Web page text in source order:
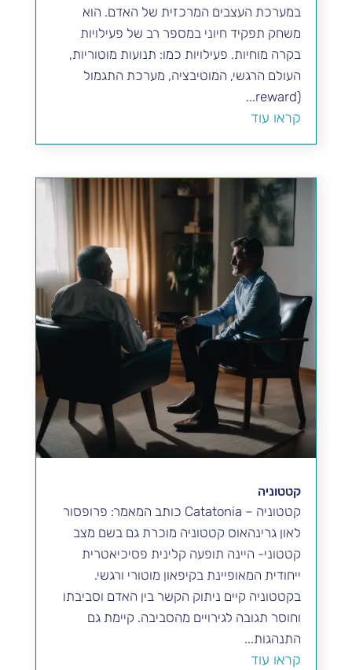
במערכת העצבים המרכזית של האדם. הוא
משחק תפקיד חיוני במספר רב של פעילויות
בקרה מוחיות. פעילויות כמו: תנועות מוטוריות,
העולם הרגשי, המוטיבציה, מערכת התגמול
(reward...
קראו עוד
קטטוניה
קטטוניה – Catatonia כותב המאמר: פרופסור
לאון גרינהאוס קטטוניה מוכרת גם בשם מצב
קטטוני- היינה תופעה קלינית פסיכיאטרית
ייחודית המאופיינת בקיפאון מוטורי ורגשי.
בקטטוניה קיים ניתוק הקשר בין האדם וסביבתו
וחוסר תגובה לגירויים מהסביבה. קיימת גם
התנהגות...
קראו עוד